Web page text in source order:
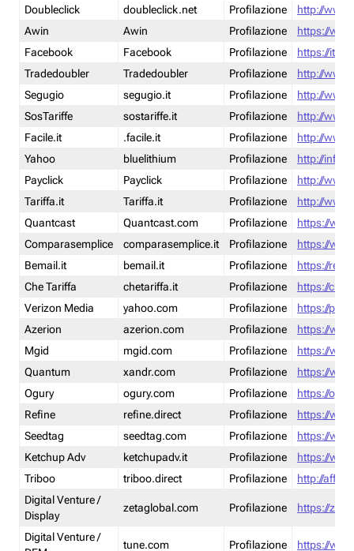
Doubleclick
doubleclick.net Profilazione
http://
Awin
Awin Profilazione
https://
Facebook
Facebook Profilazione
https://it-
Tradedoubler
Tradedoubler Profilazione
http://
Segugio
segugio.it Profilazione
http://
SosTariffe
sostariffe.it Profilazione
http://
Facile.it
.facile.it Profilazione
http://
Yahoo
bluelithium Profilazione
http://
Payclick
Payclick Profilazione
http://
Tariffa.it
Tariffa.it Profilazione
http://
Quantcast
Quantcast.com Profilazione
https://
Comparasemplice
comparasemplice.it Profilazione
https://
Bemail.it
bemail.it Profilazione
https://
Che Tariffa
chetariffa.it Profilazione
https://
Verizon Media
yahoo.com Profilazione
https://
Azerion
azerion.com Profilazione
https://
Mgid
mgid.com Profilazione
https://
Quantum
xandr.com Profilazione
https://
Ogury
ogury.com Profilazione
https://
Refine
refine.direct Profilazione
https://
Seedtag
seedtag.com Profilazione
https://
Ketchup Adv
ketchupadv.it Profilazione
https://
Triboo
triboo.direct Profilazione
http://
Digital Venture /
Display
zetaglobal.com Profilazione https://
Digital Venture /
tune.com Profilazione https://